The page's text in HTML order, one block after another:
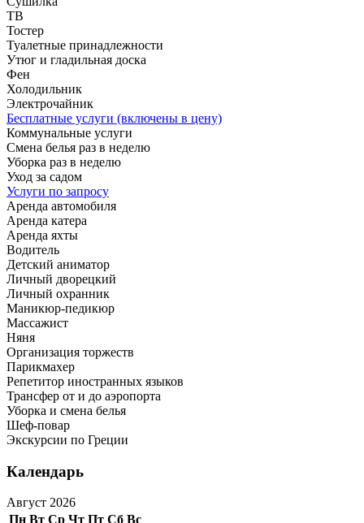
ТВ
Тостер
Туалетные принадлежности
Утюг и гладильная доска
Фен
Холодильник
Электрочайник
Бесплатные услуги (включены в цену)
Коммунальные услуги
Смена белья раз в неделю
Уборка раз в неделю
Уход за садом
Услуги по запросу
Аренда автомобиля
Аренда катера
Аренда яхты
Водитель
Детский аниматор
Личный дворецкий
Личный охранник
Маникюр-педикюр
Массажист
Няня
Организация торжеств
Парикмахер
Репетитор иностранных языков
Трансфер от и до аэропорта
Уборка и смена белья
Шеф-повар
Экскурсии по Греции
Календарь
Август 2026
Пн Вт Ср Чт Пт Сб Вс